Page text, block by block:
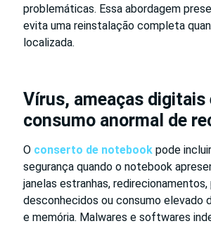
problemáticas. Essa abordagem
evita uma reinstalação completa
localizada.
Vírus, ameaças digitais
consumo anormal de
O conserto de notebook pode
segurança quando o notebook
janelas estranhas, redirecionamentos,
desconhecidos ou consumo elevado
e memória. Malwares e softwares